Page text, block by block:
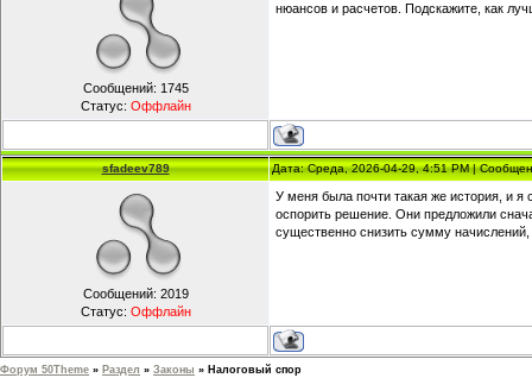
Сообщений: 1745
Статус: Оффлайн
нюансов и расчетов. Подскажите, как
sfadeev789 Дата: Среда, 2026-04-29, 4:51 PM |
Сообщений: 2019
Статус: Оффлайн
У меня была почти такая же история, и
оспорить решение. Они предложили
существенно снизить сумму
Форум 50Theme » Раздел » Законы » Налоговый спор